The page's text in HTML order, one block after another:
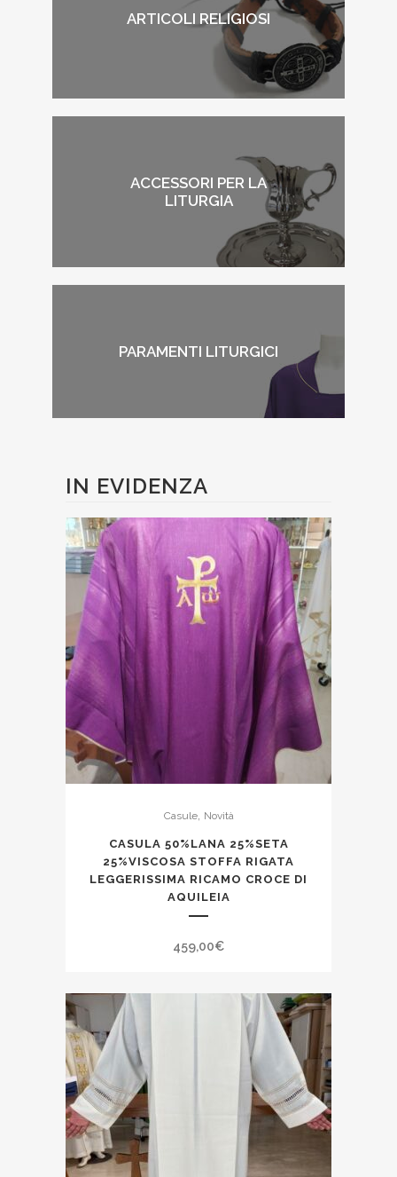
ARTICOLI RELIGIOSI
ACCESSORI PER LA
LITURGIA
PARAMENTI LITURGICI
IN EVIDENZA
Casule, Novità
CASULA 50%LANA 25%SETA
25%VISCOSA STOFFA RIGATA
LEGGERISSIMA RICAMO CROCE DI
AQUILEIA
459,00€